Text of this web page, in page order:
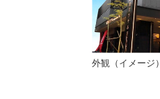
外観（イメージ）